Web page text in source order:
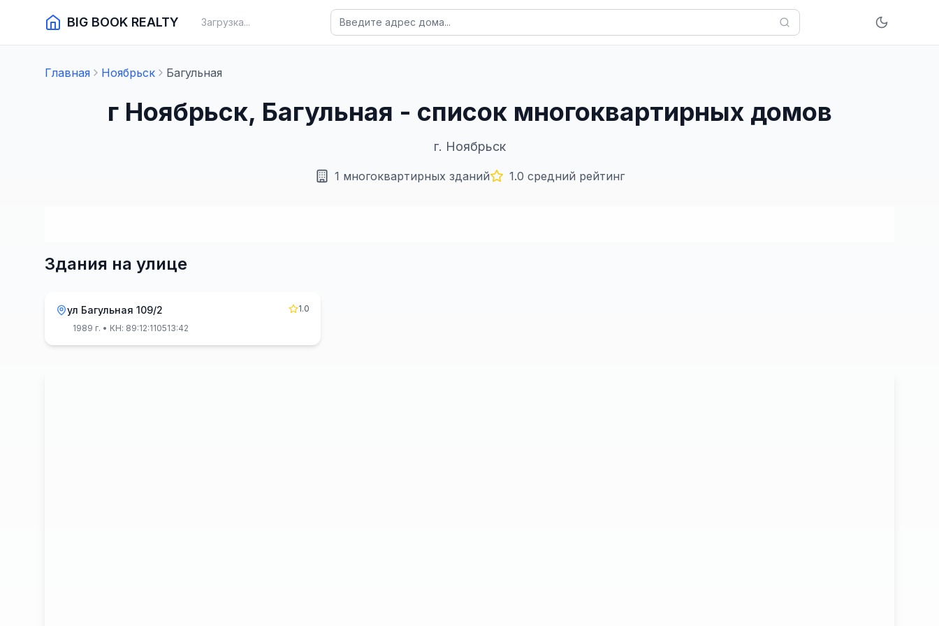
BIG BOOK REALTY Загрузка...
Главная Ноябрьск Багульная
г Ноябрьск, Багульная - список многоквартирных домов
г. Ноябрьск
1 многоквартирных зданий 1.0 средний рейтинг
Здания на улице
ул Багульная 109/2
1.0
1989 г. • КН: 89:12:110513:42